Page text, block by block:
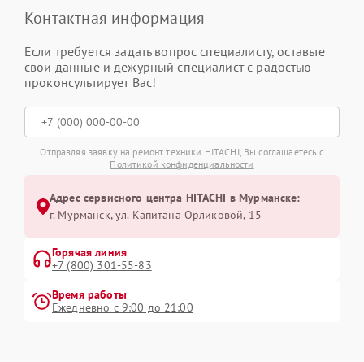
Контактная информация
Если требуется задать вопрос специалисту, оставьте
свои данные и дежурный специалист с радостью
проконсультирует Вас!
Отправляя заявку на ремонт техники HITACHI, Вы соглашаетесь с
Политикой конфиденциальности
Адрес сервисного центра HITACHI в Мурманске:
г. Мурманск, ул. Капитана Орликовой, 15
Горячая линия
+7 (800) 301-55-83
Время работы
Ежедневно с 9:00 до 21:00